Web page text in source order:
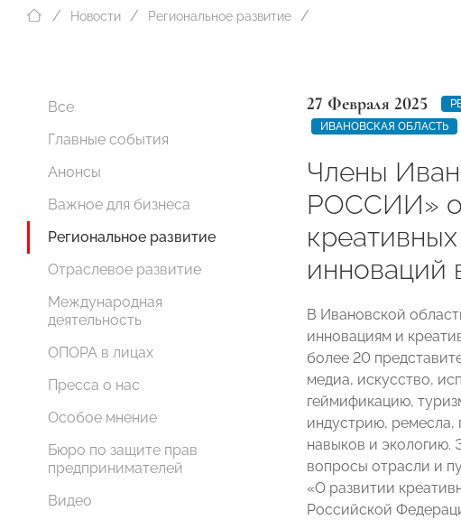
Новости Региональное развитие
Все
Главные события
Анонсы
Важное для бизнеса
Региональное развитие
Отраслевое развитие
Международная
деятельность
ОПОРА в лицах
Пресса о нас
Особое мнение
Бюро по защите прав
предпринимателей
Видео
27 Февраля 2025
ИВАНОВСКАЯ ОБЛАСТЬ
Члены
РОССИИ»
инноваций
В Ивановской
инновациям и
более 20
медиа, искусство,
геймификацию,
индустрию, ремесла,
навыков и экологию.
вопросы отрасли и
«О развитии
Российской